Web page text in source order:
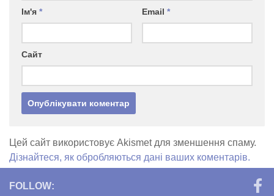
Ім'я * Email *
Сайт
Цей сайт використовує Akismet для зменшення спаму.
Дізнайтеся, як обробляються дані ваших коментарів.
FOLLOW: